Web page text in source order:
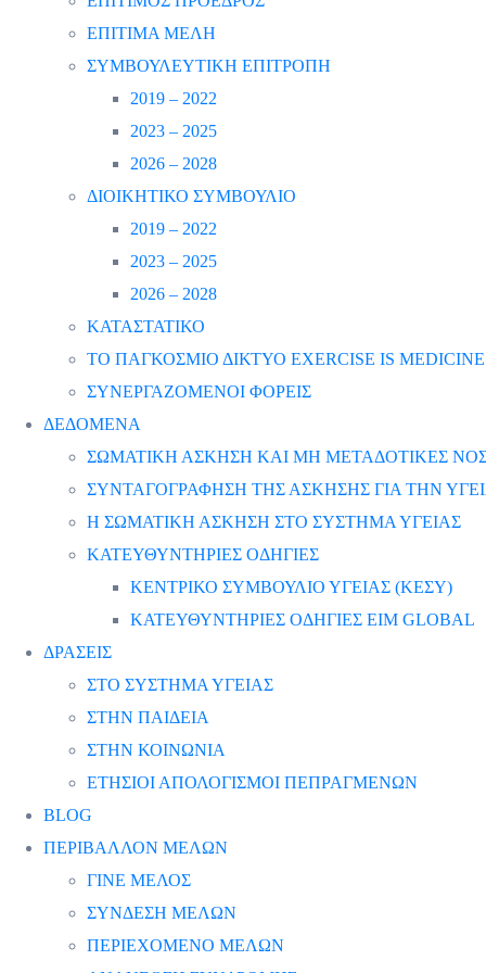
ΕΠΙΤΙΜΑ ΜΕΛΗ
ΣΥΜΒΟΥΛΕΥΤΙΚΗ ΕΠΙΤΡΟΠΗ
2019 – 2022
2023 – 2025
2026 – 2028
ΔΙΟΙΚΗΤΙΚΟ ΣΥΜΒΟΥΛΙΟ
2019 – 2022
2023 – 2025
2026 – 2028
ΚΑΤΑΣΤΑΤΙΚΟ
ΤΟ ΠΑΓΚΟΣΜΙΟ ΔΙΚΤΥΟ EXERCISE IS MEDICINE
ΣΥΝΕΡΓΑΖΟΜΕΝΟΙ ΦΟΡΕΙΣ
ΔΕΔΟΜΕΝΑ
ΣΩΜΑΤΙΚΗ ΑΣΚΗΣΗ ΚΑΙ ΜΗ ΜΕΤΑΔΟΤΙΚΕΣ
ΣΥΝΤΑΓΟΓΡΑΦΗΣΗ ΤΗΣ ΑΣΚΗΣΗΣ ΓΙΑ ΤΗΝ
Η ΣΩΜΑΤΙΚΗ ΑΣΚΗΣΗ ΣΤΟ ΣΥΣΤΗΜΑ ΥΓΕΙΑΣ
ΚΑΤΕΥΘΥΝΤΗΡΙΕΣ ΟΔΗΓΙΕΣ
ΚΕΝΤΡΙΚΟ ΣΥΜΒΟΥΛΙΟ ΥΓΕΙΑΣ (ΚΕΣΥ)
ΚΑΤΕΥΘΥΝΤΗΡΙΕΣ ΟΔΗΓΙΕΣ EIM GLOBAL
ΔΡΑΣΕΙΣ
ΣΤΟ ΣΥΣΤΗΜΑ ΥΓΕΙΑΣ
ΣΤΗΝ ΠΑΙΔΕΙΑ
ΣΤΗΝ ΚΟΙΝΩΝΙΑ
ΕΤΗΣΙΟΙ ΑΠΟΛΟΓΙΣΜΟΙ ΠΕΠΡΑΓΜΕΝΩΝ
BLOG
ΠΕΡΙΒΑΛΛΟΝ ΜΕΛΩΝ
ΓΙΝΕ ΜΕΛΟΣ
ΣΥΝΔΕΣΗ ΜΕΛΩΝ
ΠΕΡΙΕΧΟΜΕΝΟ ΜΕΛΩΝ